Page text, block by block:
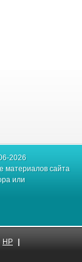
2026
материалов сайта
или
HP